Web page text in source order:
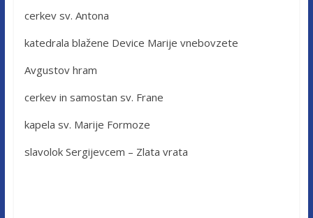
cerkev sv. Antona
katedrala blažene Device Marije vnebovzete
Avgustov hram
cerkev in samostan sv. Frane
kapela sv. Marije Formoze
slavolok Sergijevcem – Zlata vrata